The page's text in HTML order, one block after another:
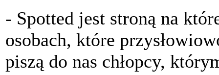
- Spotted jest stroną na
osobach, które
piszą do nas chłopcy,